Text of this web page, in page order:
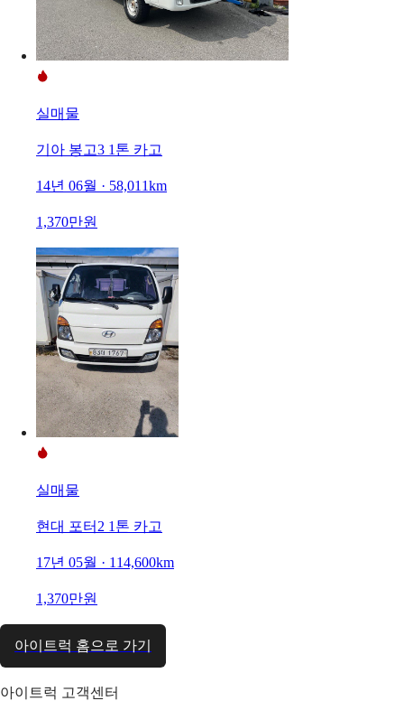
실매물
기아 봉고3 1톤 카고
14년 06월 · 58,011km
1,370만원
실매물
현대 포터2 1톤 카고
17년 05월 · 114,600km
1,370만원
아이트럭 홈으로 가기
아이트럭 고객센터